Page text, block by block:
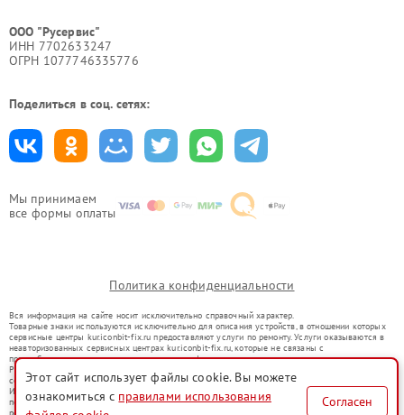
Мы принимаем
все формы оплаты
ООО "Русервис"
ИНН 7702633247
ОГРН 1077746335776
Поделиться в соц. сетях:
Политика конфиденциальности
Вся информация на сайте носит исключительно справочный характер.
Товарные знаки используются исключительно для описания устройств, в отношении которых
сервисные центры kur.iconbit-fix.ru предоставляют услуги по ремонту. Услуги оказываются в
неавторизованных сервисных центрах kur.iconbit-fix.ru, которые не связаны с
правообладателями товарных знаков или их официальными представителями.
Ремонт осуществляется для устройств, уже введенных в гражданский оборот в соответствии
со статьей 1487 ГК РФ.
Использование товарных знаков не преследует цели индивидуализации услуг или введения
потребителей в заблуждение, а служит для информирования о предоставляемых услугах по
Этот сайт использует файлы cookie. Вы можете
ознакомиться с правилами использования
Согласен